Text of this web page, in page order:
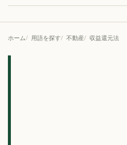
ホーム 用語を探す 不動産 収益還元法